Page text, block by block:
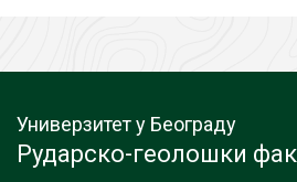
Универзитет у Београду
Рударско-геолошки